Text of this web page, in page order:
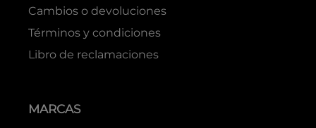
Cambios o devoluciones
Términos y condiciones
Libro de reclamaciones
MARCAS